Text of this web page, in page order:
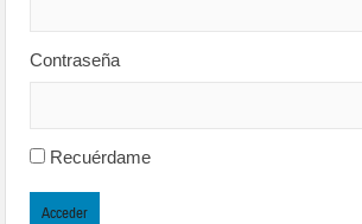
Contraseña
Recuérdame
Acceder